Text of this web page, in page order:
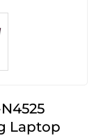
Laptop